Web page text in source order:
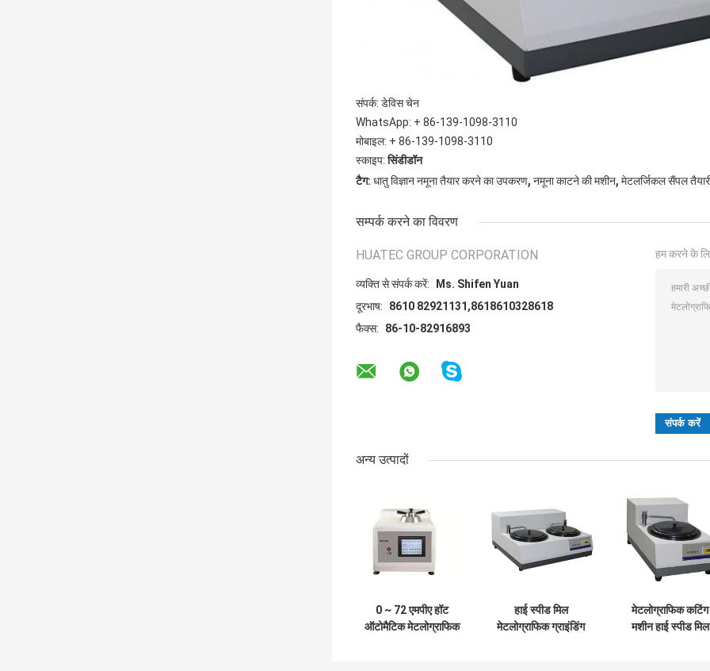
संपर्क: डेविस चेन
WhatsApp: + 86-139-1098-3110
मोबाइल: + 86-139-1098-3110
स्काइप:सिंडीडॉन
टैग: धातु विज्ञान नमूना तैयार करने का उपकरण, नमूना काटने की मशीन, मेटलर्जिकल सैंपल
सम्पर्क करने का विवरण
HUATEC GROUP CORPORATION
व्यक्ति से संपर्क करें:
Ms. Shifen Yuan
दूरभाष:
8610 82921131,8618610328618
फैक्स:
86-10-82916893
हम करने के
अन्य उत्पादों
0 ~ 72 एमपीए हॉट
ऑटोमैटिक मेटलोग्राफिक
हाई स्पीड मिल
मेटलोग्राफिक ग्राइंडिंग
मेटलोग्राफिक कटिंग
मशीन हाई स्पीड मिल